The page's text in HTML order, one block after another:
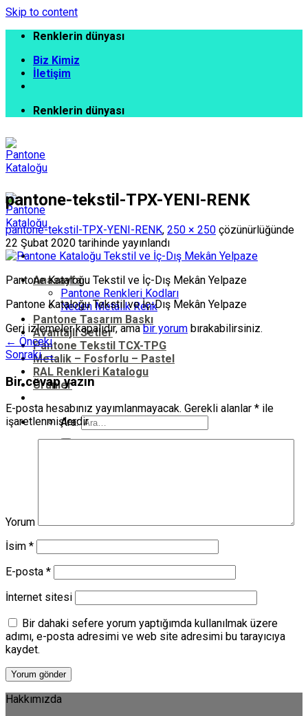
Skip to content
Renklerin dünyası
Biz Kimiz
İletişim
Renklerin dünyası
Anasayfa
Pantone Renkleri Kodları
Neden Metalik Renk
Pantone Tasarım Baskı
Avantajlı Setler
Pantone Tekstil TCX-TPG
Metalik – Fosforlu – Pastel
RAL Renkleri Katalogu
Ürünler
Ara:
pantone-tekstil-TPX-YENI-RENK
pantone-tekstil-TPX-YENI-RENK, 250 × 250 çözünürlüğünde
22 Şubat 2020 tarihinde yayınlandı
Pantone Kataloğu Tekstil ve İç-Dış Mekân Yelpaze
Pantone Kataloğu Tekstil ve İç-Dış Mekân Yelpaze
Geri izlemeler kapalıdır, amabir yorum bırakabilirsiniz.
← Önceki
Sonraki→
Bir cevap yazın
E-posta hesabınız yayımlanmayacak. Gerekli alanlar * ile
işaretlenmişlerdir
Yorum
İsim *
E-posta *
İnternet sitesi
Bir dahaki sefere yorum yaptığımda kullanılmak üzere
adımı, e-posta adresimi ve web site adresimi bu tarayıcıya
kaydet.
Hakkımızda